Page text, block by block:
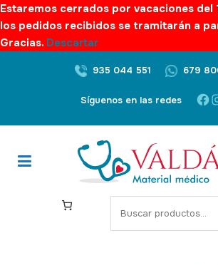
Estaremos cerrados por vacaciones del
los pedidos recibidos se tramitarán a
Gracias. Descartar
935 044 551 679
Síguenos en las redes
S
e